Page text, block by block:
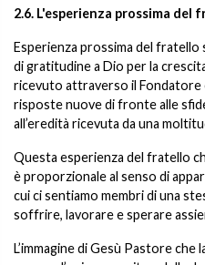
2.6. L'esperienza prossima del
Esperienza prossima del
di gratitudine a Dio per la
ricevuto attraverso il Fondatore
risposte nuove di fronte alle
all’eredità ricevuta da una
Questa esperienza del fratello
è proporzionale al senso di
cui ci sentiamo membri di una
soffrire, lavorare e sperare
L’immagine di Gesù Pastore